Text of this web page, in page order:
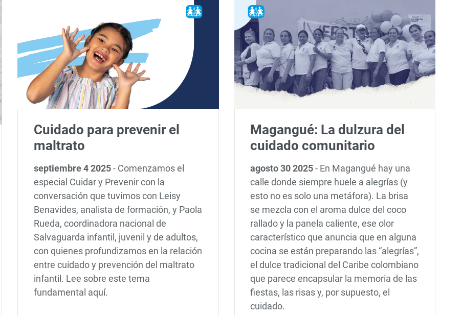
Cuidado para prevenir el
maltrato
septiembre 4 2025- Comenzamos el
especial Cuidar y Prevenir con la
conversación que tuvimos con Leisy
Benavides, analista de formación, y Paola
Rueda, coordinadora nacional de
Salvaguarda infantil, juvenil y de adultos,
con quienes profundizamos en la relación
entre cuidado y prevención del maltrato
infantil. Lee sobre este tema
fundamental aquí.
Magangué: La dulzura del
cuidado comunitario
agosto 30 2025- En Magangué hay una
calle donde siempre huele a alegrías (y
esto no es solo una metáfora). La brisa
se mezcla con el aroma dulce del coco
rallado y la panela caliente, ese olor
característico que anuncia que en alguna
cocina se están preparando las “alegrías”,
el dulce tradicional del Caribe colombiano
que parece encapsular la memoria de las
fiestas, las risas y, por supuesto, el
cuidado.